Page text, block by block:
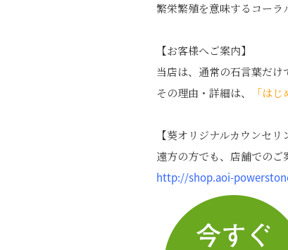
繁栄繁殖を意味するコーラ
【お客様へご案内】
当店は、通常の石言葉だけ
その理由・詳細は、
「は
【葵オリジナルカウンセ
遠方の方でも、店舗でのご
http://shop.aoi-